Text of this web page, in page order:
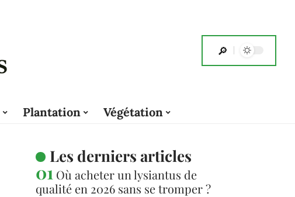
Plantation Végétation
Les derniers articles
Où acheter un lysiantus de
qualité en 2026 sans se tromper ?